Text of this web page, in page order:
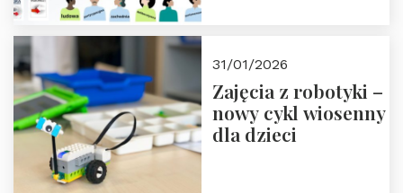
31/01/2026
Zajęcia z robotyki –
nowy cykl wiosenny
dla dzieci